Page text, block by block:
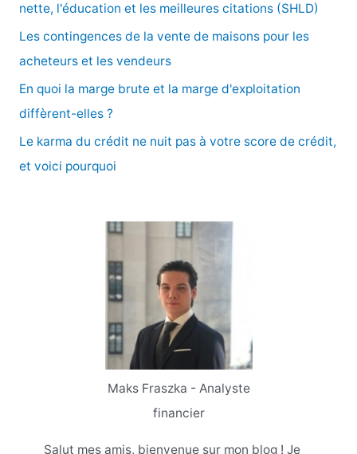
:
nette, l'éducation et les meilleures citations (SHLD)
Les contingences de la vente de maisons pour les
acheteurs et les vendeurs
En quoi la marge brute et la marge d'exploitation
diffèrent-elles ?
Le karma du crédit ne nuit pas à votre score de crédit,
et voici pourquoi
Maks Fraszka - Analyste
financier
Salut mes amis, bienvenue sur mon blog ! Je